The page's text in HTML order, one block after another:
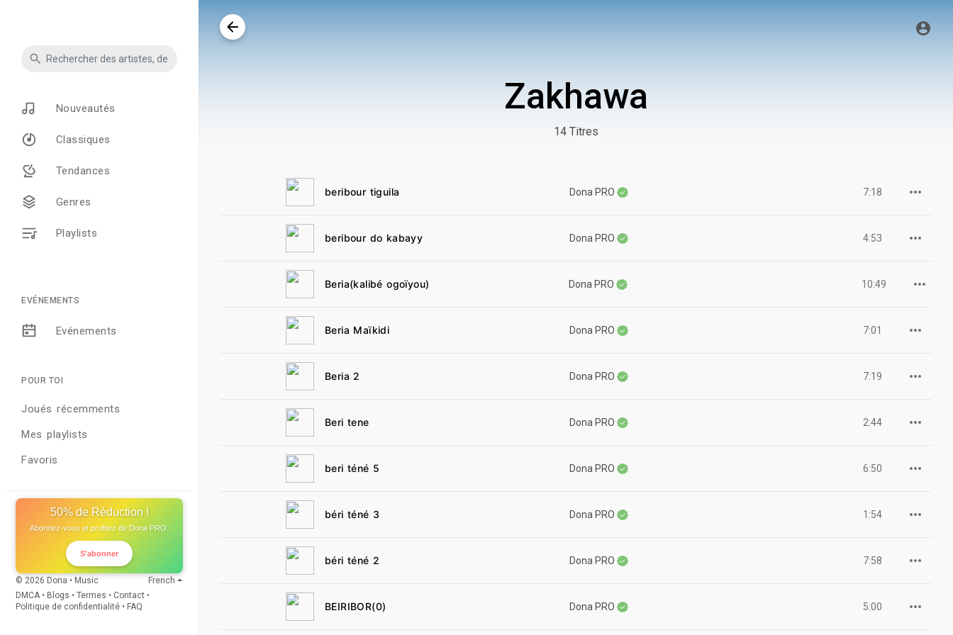
Nouveautés
Classiques
Tendances
Genres
Playlists
EVÉNEMENTS
Evénements
POUR TOI
Joués récemments
Mes playlists
Favoris
50% de Réduction !
Abonnez-vous et profitez de Dona PRO.
S'abonner
© 2026 Dona • Music
French
DMCA • Blogs • Termes • Contact •
Politique de confidentialité • FAQ
Zakhawa
14 Titres
beribour tiguila Dona PRO 7:18
beribour do kabayy Dona PRO 4:53
Beria(kalibé ogoïyou) Dona PRO 10:49
Beria Maïkidi Dona PRO 7:01
Beria 2 Dona PRO 7:19
Beri tene Dona PRO 2:44
beri téné 5 Dona PRO 6:50
béri téné 3 Dona PRO 1:54
béri téné 2 Dona PRO 7:58
BEIRIBOR(0) Dona PRO 5:00